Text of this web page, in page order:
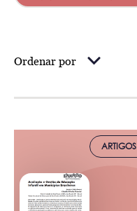
Ordenar por
ARTIGOS